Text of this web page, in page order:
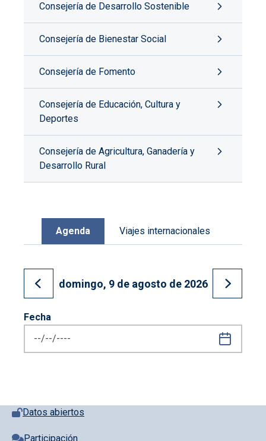
Consejería de Desarrollo Sostenible
Consejería de Bienestar Social
Consejería de Fomento
Consejería de Educación, Cultura y
Deportes
Consejería de Agricultura, Ganadería y
Desarrollo Rural
Agenda Viajes internacionales
Ir al día anterior
domingo, 9 de agosto de 2026
Ir al día
Fecha
Pie de página con iconos
Datos abiertos
Participación